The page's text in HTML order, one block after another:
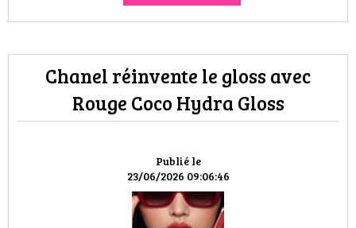
Publié le
23/06/2026 09:06:46
Chanel réinvente le gloss avec
Rouge Coco Hydra Gloss